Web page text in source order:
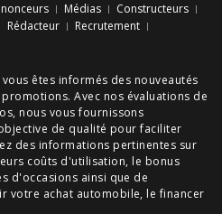
Médias
Constructeurs
Rédacteur
Recrutement
êtes informés des nouveautés
promotions. Avec nos évaluations de
, nous vous fournissons
de qualité pour faciliter
des informations pertinentes sur
coûts d'utilisation, le bonus
d'occasions ainsi que de
votre achat automobile, le financer